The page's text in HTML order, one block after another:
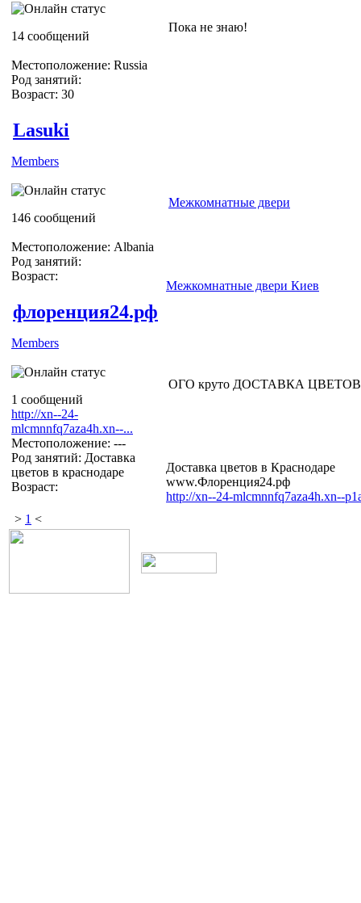
14 сообщений
Местоположение: Russia
Род занятий:
Возраст: 30
Пока не знаю!
Lasuki
Members
146 сообщений
Местоположение: Albania
Род занятий:
Возраст:
Межкомнатные двери
Межкомнатные двери Киев
флоренция24.рф
Members
1 сообщений
http://xn--24-
mlcmnnfq7aza4h.xn--...
Местоположение: ---
Род занятий: Доставка
цветов в краснодаре
Возраст:
ОГО круто ДОСТАВКА ЦВЕТОВ
Доставка цветов в Краснодаре
www.Флоренция24.рф
http://xn--24-mlcmnnfq7aza4h.xn--
> 1 <